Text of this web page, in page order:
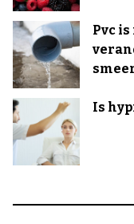
Pvc
Is